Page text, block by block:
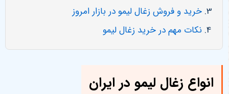
خرید و فروش زغال لیمو در بازار امروز
نکات مهم در خرید زغال لیمو
انواع زغال لیمو در ایران